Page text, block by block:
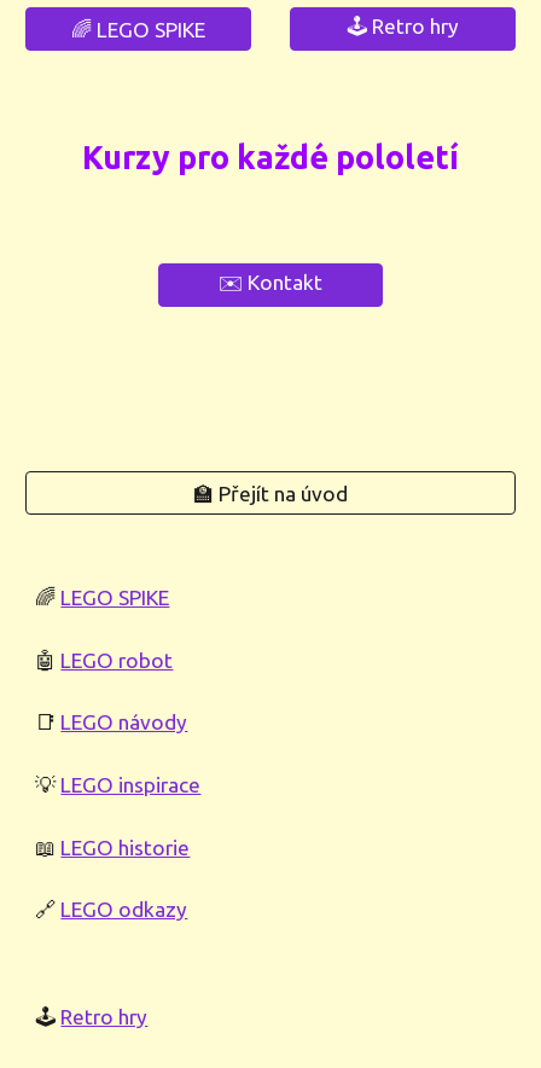
🌈 LEGO SPIKE 🕹️ Retro hry
Kurzy pro každé pololetí
✉️ Kontakt
🏫 Přejít na úvod
🌈 LEGO SPIKE
🤖 LEGO robot
📑 LEGO návody
💡 LEGO inspirace
📖 LEGO historie
🔗 LEGO odkazy
🕹️ Retro hry